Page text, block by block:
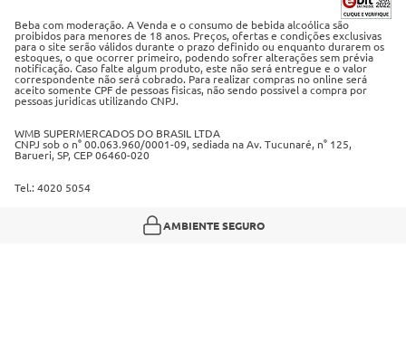
Termos de Uso
Política de privacidade
Política de trocas e devoluções
Beba com moderação. A Venda e o consumo de bebida alcoólica são
proibidos para menores de 18 anos. Preços, ofertas e condições exclusivas
para o site serão válidos durante o prazo definido ou enquanto durarem os
estoques, o que ocorrer primeiro, podendo sofrer alterações sem prévia
notificação. Caso falte algum produto, este não será entregue e o valor
correspondente não será cobrado. Para realizar compras no online será
aceito somente CPF de pessoas fisicas, não sendo possivel a compra por
pessoas juridicas utilizando CNPJ.
WMB SUPERMERCADOS DO BRASIL LTDA
CNPJ sob o n° 00.063.960/0001-09, sediada na Av. Tucunaré, n° 125,
Barueri, SP, CEP 06460-020
Tel.: 4020 5054
AMBIENTE SEGURO